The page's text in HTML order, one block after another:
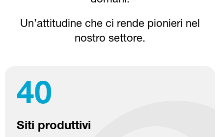
Un’attitudine che ci rende pionieri nel
nostro settore.
40
Siti produttivi